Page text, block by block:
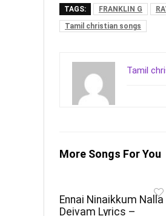
TAGS: FRANKLIN G
Tamil christian songs
Tamil
More Songs For You
Ennai Ninaikkum Nalla
Deivam Lyrics –